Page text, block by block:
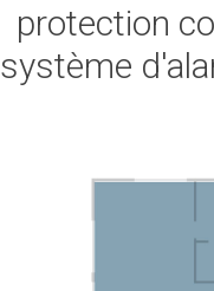
protection
système